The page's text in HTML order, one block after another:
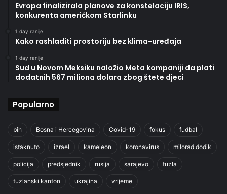
Evropa finalizirala planove za konstelaciju IRIS,
konkurenta američkom Starlinku
1 day ranije
Kako rashladiti prostoriju bez klima-uređaja
1 day ranije
Sud u Novom Meksiku naložio Meta kompaniji da plati
dodatnih 567 miliona dolara zbog štete djeci
Popularno
bih Bosna i Hercegovina Covid-19 fokus fudbal
istaknuto izrael kameleon koronavirus milorad dodik
policija predsjednik rusija sarajevo tuzla
tuzlanski kanton ukrajina vrijeme